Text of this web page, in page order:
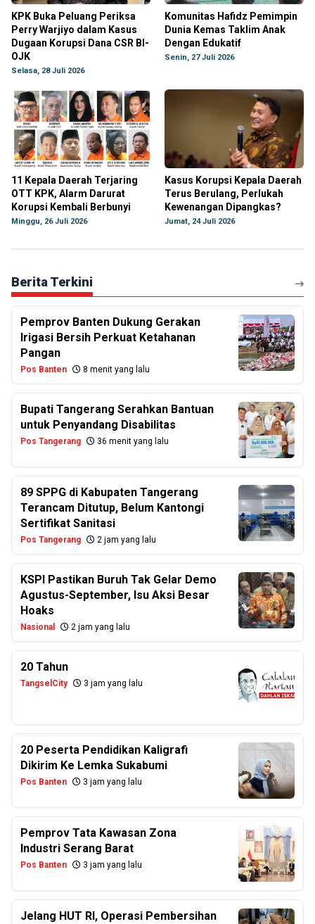
KPK Buka Peluang Periksa
Perry Warjiyo dalam Kasus
Dugaan Korupsi Dana CSR BI-
OJK
Selasa, 28 Juli 2026
Komunitas Hafidz Pemimpin
Dunia Kemas Taklim Anak
Dengan Edukatif
Senin, 27 Juli 2026
11 Kepala Daerah Terjaring
OTT KPK, Alarm Darurat
Korupsi Kembali Berbunyi
Minggu, 26 Juli 2026
Kasus Korupsi Kepala Daerah
Terus Berulang, Perlukah
Kewenangan Dipangkas?
Jumat, 24 Juli 2026
Berita Terkini
Pemprov Banten Dukung Gerakan
Irigasi Bersih Perkuat Ketahanan
Pangan
Pos Banten 8 menit yang lalu
Bupati Tangerang Serahkan Bantuan
untuk Penyandang Disabilitas
Pos Tangerang 36 menit yang lalu
89 SPPG di Kabupaten Tangerang
Terancam Ditutup, Belum Kantongi
Sertifikat Sanitasi
Pos Tangerang 2 jam yang lalu
KSPI Pastikan Buruh Tak Gelar Demo
Agustus-September, Isu Aksi Besar
Hoaks
Nasional 2 jam yang lalu
20 Tahun
TangselCity 3 jam yang lalu
20 Peserta Pendidikan Kaligrafi
Dikirim Ke Lemka Sukabumi
Pos Banten 3 jam yang lalu
Pemprov Tata Kawasan Zona
Industri Serang Barat
Pos Banten 3 jam yang lalu
Jelang HUT RI, Operasi Pembersihan